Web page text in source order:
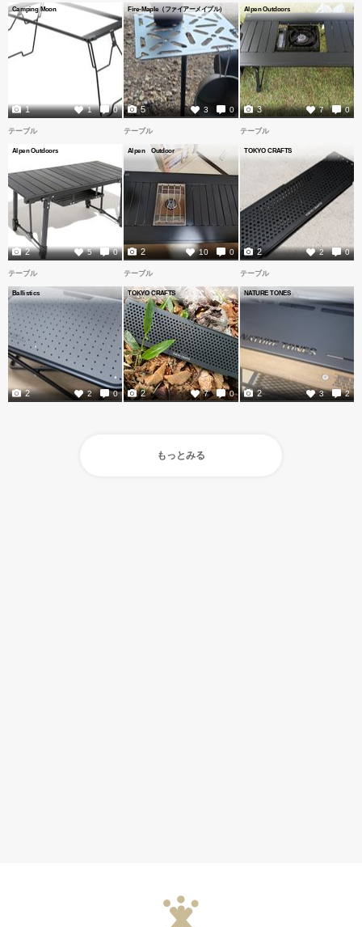
Camping Moon
1 0
1
Fire-Maple（ファイアーメイプル）
3 0
5
Alpen Outdoors
7 0
3
テーブル
Alpen Outdoors
5 0
2
テーブル
Alpen Outdoor
10 0
2
テーブル
TOKYO CRAFTS
2 0
2
テーブル
Ballistics
2 0
2
テーブル
TOKYO CRAFTS
7 0
2
テーブル
NATURE TONES
3 2
2
もっとみる